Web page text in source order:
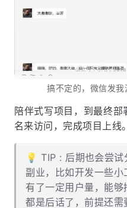
搞不定的，微信发
陪伴式写项目，到最终
名来访问，完成项目上线。
💡 TIP : 后期也会尝试
副业，比如开发一些小
有了一定用户量，能
都是后话了，前提还